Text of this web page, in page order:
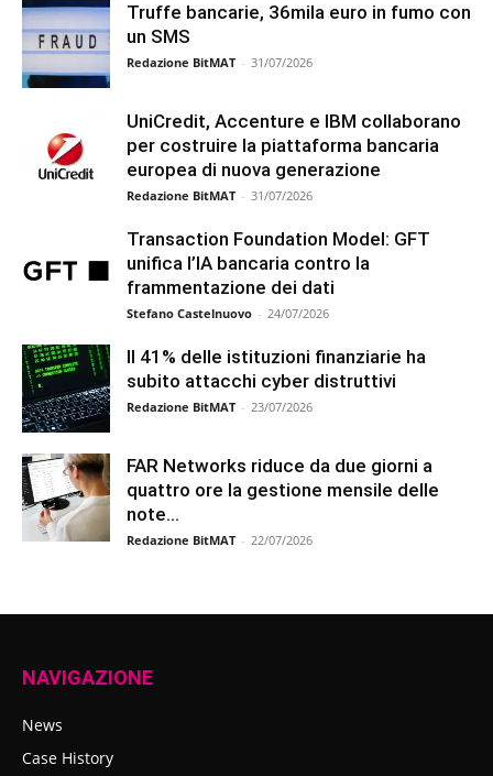
Truffe bancarie, 36mila euro in fumo con
un SMS
Redazione BitMAT - 31/07/2026
UniCredit, Accenture e IBM collaborano
per costruire la piattaforma bancaria
europea di nuova generazione
Redazione BitMAT - 31/07/2026
Transaction Foundation Model: GFT
unifica l’IA bancaria contro la
frammentazione dei dati
Stefano Castelnuovo - 24/07/2026
Il 41% delle istituzioni finanziarie ha
subito attacchi cyber distruttivi
Redazione BitMAT - 23/07/2026
FAR Networks riduce da due giorni a
quattro ore la gestione mensile delle
note...
Redazione BitMAT - 22/07/2026
NAVIGAZIONE
News
Case History